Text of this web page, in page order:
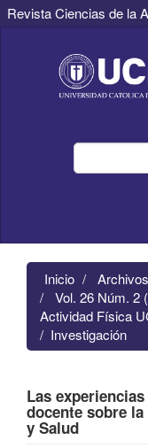
Revista Ciencias de la
principal
Contenido
principal
Inicio
Archivos
Vol. 26 Núm. 2
Actividad Física
Investigación
Las
docente sobre
y Salud